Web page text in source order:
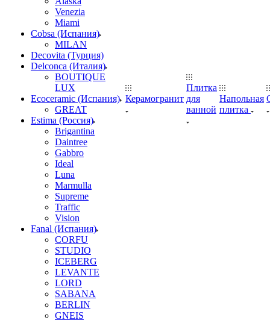
Venezia
Miami
Cobsa (Испания)
MILAN
Decovita (Турция)
Delconca (Италия)
BOUTIQUE
LUX
Ecoceramic (Испания)
GREAT
Estima (Россия)
Brigantina
Daintree
Gabbro
Ideal
Luna
Marmulla
Supreme
Traffic
Vision
Fanal (Испания)
CORFU
STUDIO
ICEBERG
LEVANTE
LORD
SABANA
BERLIN
GNEIS
Керамогранит
Плитка
для
ванной
Напольная
плитка